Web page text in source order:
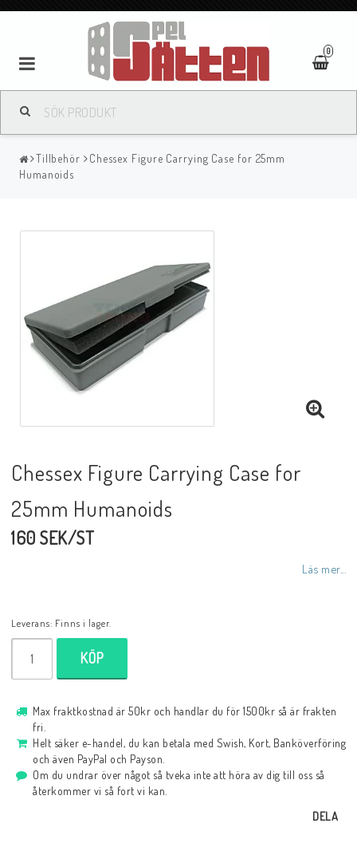
0
Tillbehör
Chessex Figure Carrying Case for 25mm
Humanoids
Chessex Figure Carrying Case for
25mm Humanoids
160 SEK/ST
Läs mer...
Leverans: Finns i lager.
KÖP
Max fraktkostnad är 50kr och handlar du för 1500kr så är frakten
fri.
Helt säker e-handel, du kan betala med Swish, Kort, Banköverföring
och även PayPal och Payson.
Om du undrar över något så tveka inte att höra av dig till oss så
återkommer vi så fort vi kan.
DELA